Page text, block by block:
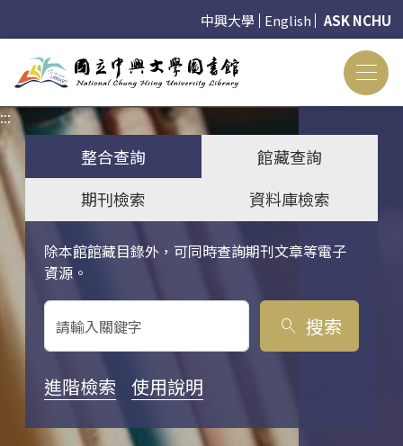
中興大學 English ASK NCHU
:::
整合查詢
館藏查詢
期刊檢索
資料庫檢索
除本館館藏目錄外，可同時查詢期刊文章等電子
資源。
關鍵字搜尋
search 搜索
進階檢索 使用說明